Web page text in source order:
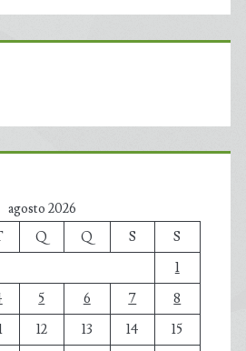
agosto 2026
Q Q S
S
1
5 6 7
8
12 13 14
15